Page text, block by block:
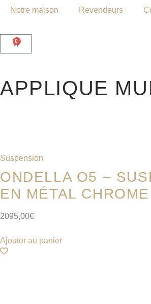
Notre maison Revendeurs
0
APPLIQUE
Suspension
ONDELLA O5 –
EN MÉTAL CHROME
2095,00€
Ajouter au panier